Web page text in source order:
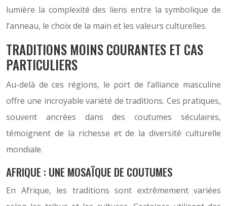
lumière la complexité des liens entre la symbolique de
l’anneau, le choix de la main et les valeurs culturelles.
TRADITIONS MOINS COURANTES ET CAS
PARTICULIERS
Au-delà de ces régions, le port de l’alliance masculine
offre une incroyable variété de traditions. Ces pratiques,
souvent ancrées dans des coutumes séculaires,
témoignent de la richesse et de la diversité culturelle
mondiale.
AFRIQUE : UNE MOSAÏQUE DE COUTUMES
En Afrique, les traditions sont extrêmement variées